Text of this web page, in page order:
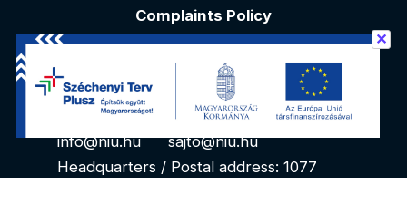
Complaints Policy
Akadálymentesítési nyilatkozat
Contacts
info@niu.hu
sajto@niu.hu
Headquarters / Postal address: 1077
✕